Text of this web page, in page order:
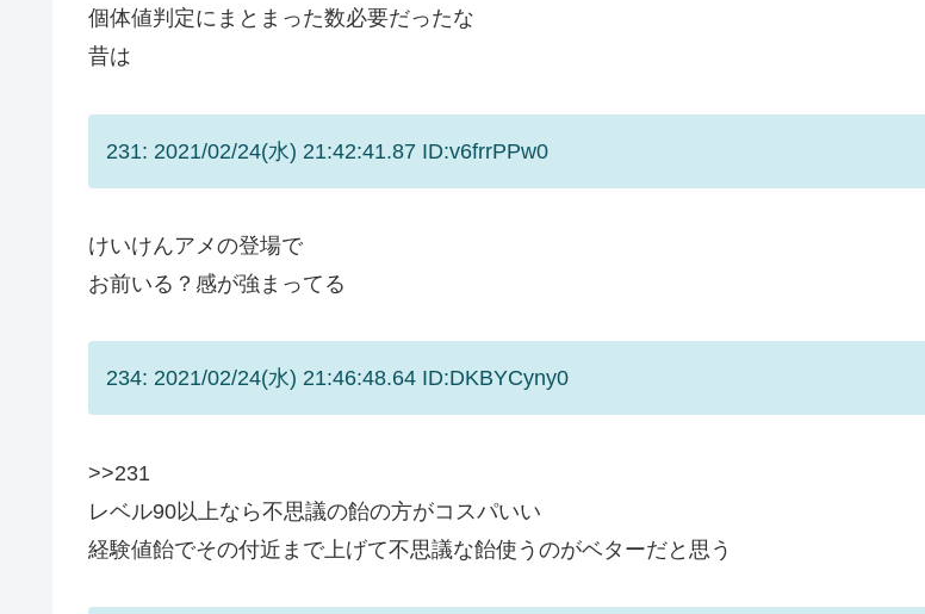
個体値判定にまとまった数必要だったな
昔は
231: 2021/02/24(水) 21:42:41.87 ID:v6frrPPw0
けいけんアメの登場で
お前いる？感が強まってる
234: 2021/02/24(水) 21:46:48.64 ID:DKBYCyny0
>>231
レベル90以上なら不思議の飴の方がコスパいい
経験値飴でその付近まで上げて不思議な飴使うのがベターだと思う